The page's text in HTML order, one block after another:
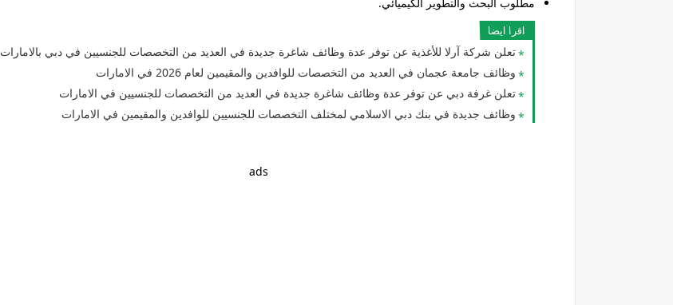
اقرا ايضا
تعلن شركة آرلا للأغذية عن توفر عدة وظائف شاغرة جديدة في العديد من التخصصات للجنسيين في دبي بالامارات
وظائف جامعة عجمان في العديد من التخصصات للوافدين والمقيمين لعام 2026 في الامارات
تعلن غرفة دبي عن توفر عدة وظائف شاغرة جديدة في العديد من التخصصات للجنسيين في الامارات
وظائف جديدة في بنك دبي الاسلامي لمختلف التخصصات للجنسيين للوافدين والمقيمين في الامارات
ads